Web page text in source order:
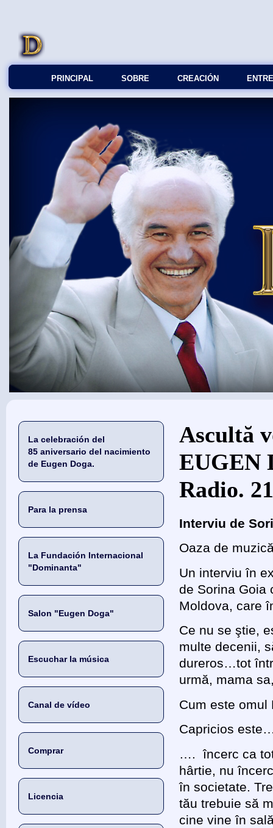
PRINCIPAL SOBRE СREACIÓN
La celebración del
85 aniversario del nacimiento
de Eugen Doga.
Para la prensa
La Fundación Internacional
"Dominanta"
Salon "Eugen Doga"
Escuchar la música
Canal de vídeo
Comprar
Licencia
Usted está aquí
Ascultă
EUGEN
Radio.
Interviu de
Oaza de
Un interviu în
de Sorina Goia
Moldova, care
Ce nu se ştie,
multe decenii,
dureros…tot
urmă, mama
Cum este omul
Capricios
…. încerc ca
hârtie, nu
în societate.
tău trebuie să
cine vine în